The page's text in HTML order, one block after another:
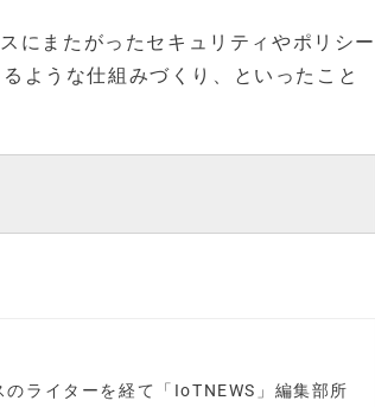
にまたがったセキュリティやポリシー
ような仕組みづくり、といったこと
ライターを経て「IoTNEWS」編集部所